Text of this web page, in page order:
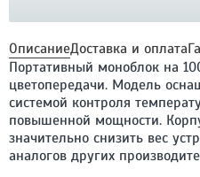
ОписаниеДоставка и оплата
Портативный моноблок на
цветопередачи. Модель
системой контроля
повышенной мощности.
значительно снизить вес
аналогов других